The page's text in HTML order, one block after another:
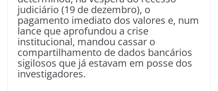
judiciário (19 de dezembro), o
pagamento imediato dos valores e, num
lance que aprofundou a crise
institucional, mandou cassar o
compartilhamento de dados bancários
sigilosos que já estavam em posse dos
investigadores.